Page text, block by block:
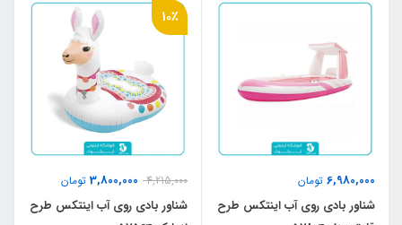
6,980,000 تومان
شناور بادی روی آب اینتکس طرح
10٪
4,215,000
3,800,000 تومان
شناور بادی روی آب اینتکس طرح